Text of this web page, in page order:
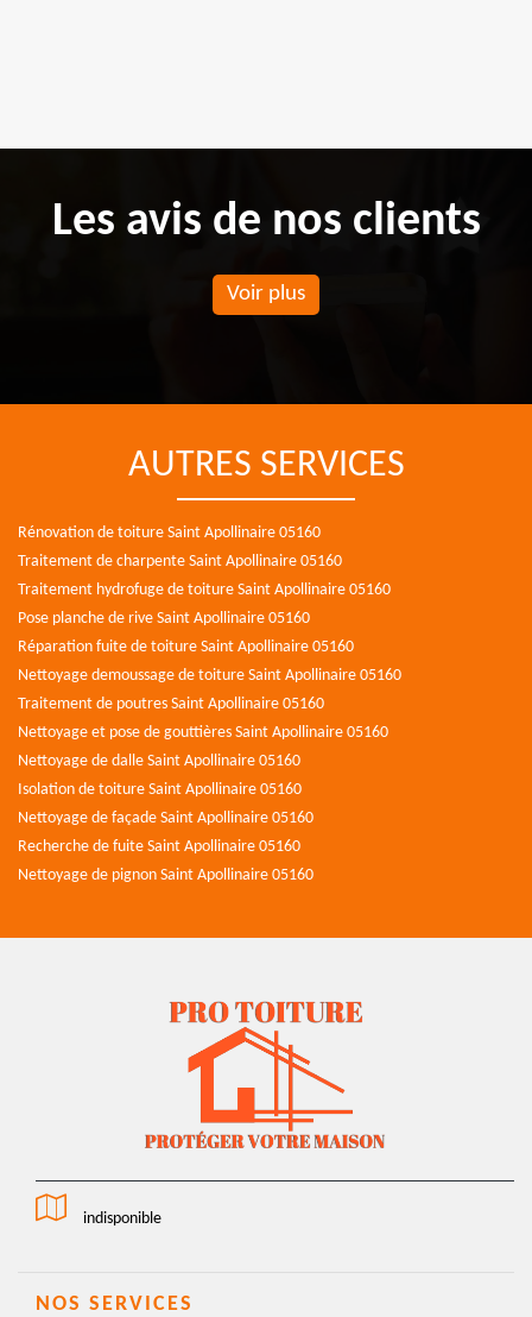
Les avis de nos clients
Voir plus
AUTRES SERVICES
Rénovation de toiture Saint Apollinaire 05160
Traitement de charpente Saint Apollinaire 05160
Traitement hydrofuge de toiture Saint Apollinaire 05160
Pose planche de rive Saint Apollinaire 05160
Réparation fuite de toiture Saint Apollinaire 05160
Nettoyage demoussage de toiture Saint Apollinaire 05160
Traitement de poutres Saint Apollinaire 05160
Nettoyage et pose de gouttières Saint Apollinaire 05160
Nettoyage de dalle Saint Apollinaire 05160
Isolation de toiture Saint Apollinaire 05160
Nettoyage de façade Saint Apollinaire 05160
Recherche de fuite Saint Apollinaire 05160
Nettoyage de pignon Saint Apollinaire 05160
indisponible
NOS SERVICES